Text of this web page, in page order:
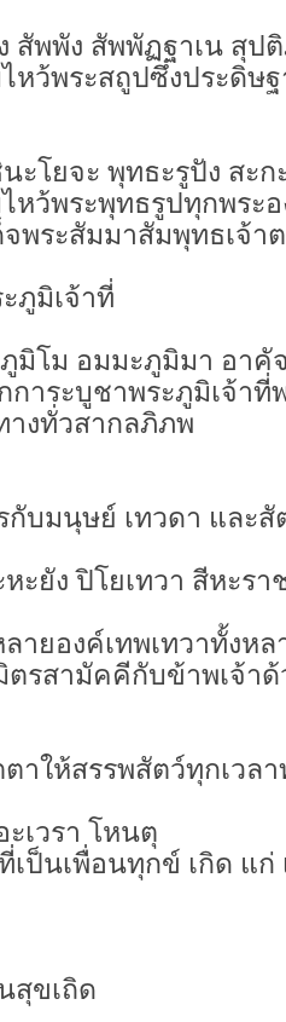
พัง สัพพัฏฐาเน สุปติ
ระสถูปซึ่งประดิษฐา
ยจะ พุทธะรูปัง สะก
ระพุทธรูปทุกพระอ
พระสัมมาสัมพุทธเจ้า
ภูมิเจ้าที่
ม อมมะภูมิมา อาคั
ะบูชาพระภูมิเจ้าที่
งทั่วสากลภิภพ
บมนุษย์ เทวดา และ
ปิโยเทวา สีหะราช
งค์เทพเทวาทั้งหล
ตรสามัคคีกับข้าพเจ้า
าให้สรรพสัตว์ทุกเว
วรา โหนตุ
เพื่อนทุกข์ เกิด แก่ เ
ขเถิด